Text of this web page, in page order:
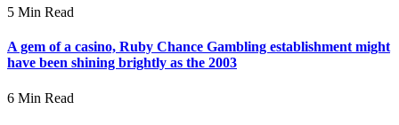
5 Min Read
A gem of a casino, Ruby Chance Gambling establishment might
have been shining brightly as the 2003
6 Min Read